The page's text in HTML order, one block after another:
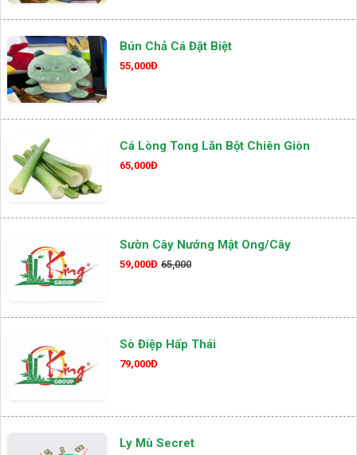
Bún Chả Cá Đặt Biệt
55,000Đ
Cá Lòng Tong Lăn Bột Chiên Giòn
65,000Đ
Sườn Cây Nướng Mật Ong/cây
59,000Đ 65,000
Sò Điệp Hấp Thái
79,000Đ
Ly Mù Secret